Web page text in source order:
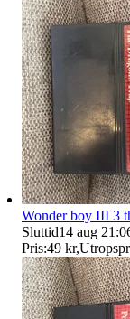
Wonder boy III 3
Sluttid14 aug
Pris:49 kr,